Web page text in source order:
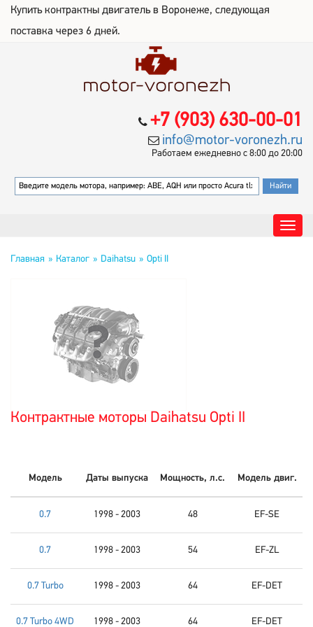
Купить контрактны двигатель в Воронеже, следующая
поставка через 6 дней.
+7 (903) 630-00-01
info@motor-voronezh.ru
Работаем ежедневно с 8:00 до 20:00
Главная Каталог Daihatsu Opti II
Контрактные моторы Daihatsu Opti II
Модель Даты выпуска Мощность, л.с. Модель двиг.
0.7 1998 - 2003 48 EF-SE
0.7 1998 - 2003 54 EF-ZL
0.7 Turbo 1998 - 2003 64 EF-DET
0.7 Turbo 4WD 1998 - 2003 64 EF-DET